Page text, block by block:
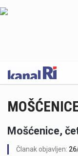
Mošćenice,
Članak objavljen: